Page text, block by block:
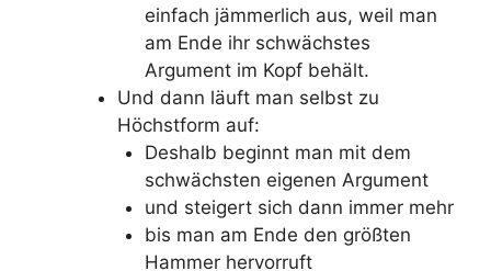
einfach jämmerlich aus, weil man
am Ende ihr schwächstes
Argument im Kopf behält.
Und dann läuft man selbst zu
Höchstform auf:
Deshalb beginnt man mit dem
schwächsten eigenen Argument
und steigert sich dann immer mehr
bis man am Ende den größten
Hammer hervorruft